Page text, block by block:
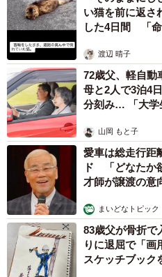
いダービーの景色（笑）大き
中国ダービーの光景を称賛するポスト
マリノスや横浜FCサポータ
かった」「え、いいなぁ。平
やJ3チームサポーターからは
い猫を前に返
した4日間 「命
渡辺 晴子
72歳父、軽自
母と2人で3泊4
分刻み… 「大学
山岡 もと子
愛車は総走行距
ド 「どなたか
才師が譲渡の意
まいどなトピック
83歳父が骨折
りに退屈で「
スケッチブック